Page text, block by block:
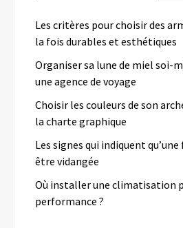
Les critères pour choisir des
la fois durables et esthétiques
Organiser sa lune de miel soi-
une agence de voyage
Choisir les couleurs de son
la charte graphique
Les signes qui indiquent
être vidangée
Où installer une climatisation
performance ?